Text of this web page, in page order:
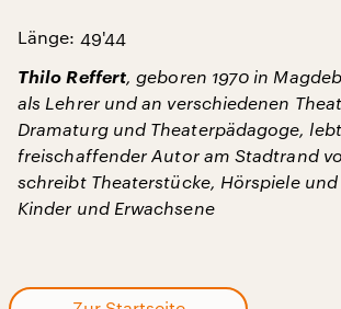
Länge: 49'44
Thilo Reffert , geboren 1970 in
als Lehrer und an verschiedenen
Dramaturg und Theaterpädagoge,
freischaffender Autor am Stadtrand
schreibt Theaterstücke, Hörspiele und
Kinder und Erwachsene